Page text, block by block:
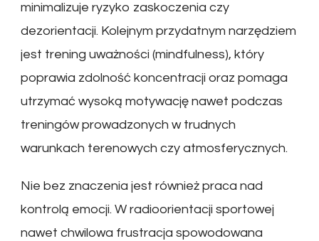
minimalizuje ryzyko zaskoczenia czy
dezorientacji. Kolejnym przydatnym narzędziem
jest trening uważności (mindfulness), który
poprawia zdolność koncentracji oraz pomaga
utrzymać wysoką motywację nawet podczas
treningów prowadzonych w trudnych
warunkach terenowych czy atmosferycznych.
Nie bez znaczenia jest również praca nad
kontrolą emocji. W radioorientacji sportowej
nawet chwilowa frustracja spowodowana